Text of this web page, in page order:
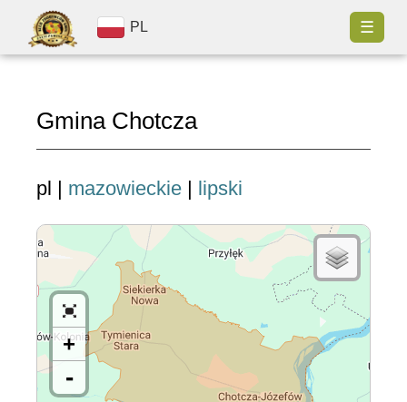
PL ☰
Gmina Chotcza
pl | mazowieckie | lipski
+
-